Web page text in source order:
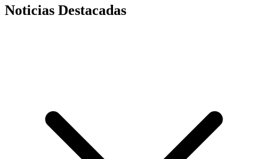
Noticias Destacadas